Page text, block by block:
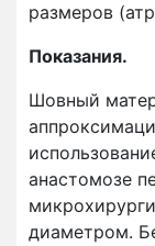
размеров
Показания.
Шовный
анастомозе
диаметром.